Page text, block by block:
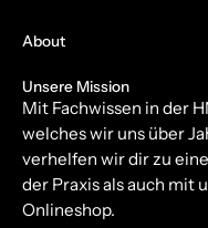
About
Unsere Mission
Mit Fachwissen in der
welches wir uns über
verhelfen wir dir zu
der Praxis als auch mit
Onlineshop.